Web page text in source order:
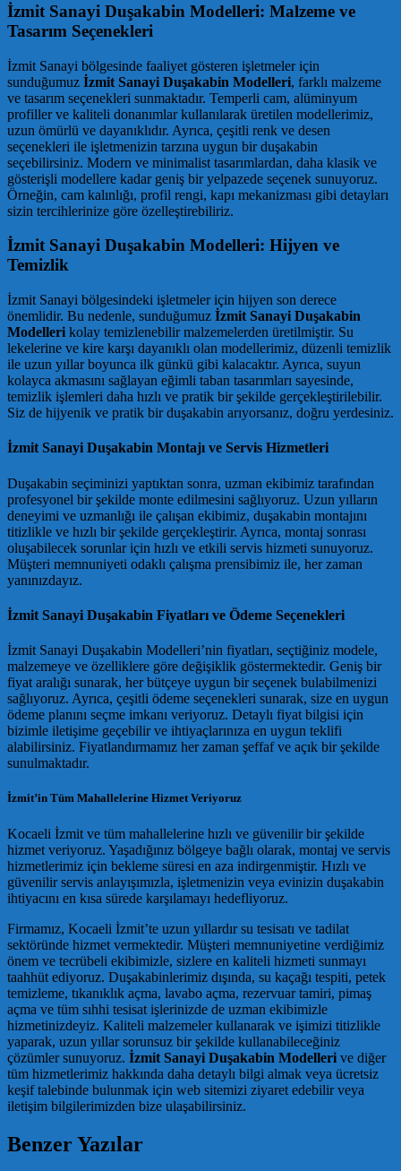
İzmit Sanayi Duşakabin Modelleri: Malzeme ve
Tasarım Seçenekleri
İzmit Sanayi bölgesinde faaliyet gösteren işletmeler için
sunduğumuz İzmit Sanayi Duşakabin Modelleri, farklı malzeme
ve tasarım seçenekleri sunmaktadır. Temperli cam, alüminyum
profiller ve kaliteli donanımlar kullanılarak üretilen modellerimiz,
uzun ömürlü ve dayanıklıdır. Ayrıca, çeşitli renk ve desen
seçenekleri ile işletmenizin tarzına uygun bir duşakabin
seçebilirsiniz. Modern ve minimalist tasarımlardan, daha klasik ve
gösterişli modellere kadar geniş bir yelpazede seçenek sunuyoruz.
Örneğin, cam kalınlığı, profil rengi, kapı mekanizması gibi detayları
sizin tercihlerinize göre özelleştirebiliriz.
İzmit Sanayi Duşakabin Modelleri: Hijyen ve
Temizlik
İzmit Sanayi bölgesindeki işletmeler için hijyen son derece
önemlidir. Bu nedenle, sunduğumuz İzmit Sanayi Duşakabin
Modelleri kolay temizlenebilir malzemelerden üretilmiştir. Su
lekelerine ve kire karşı dayanıklı olan modellerimiz, düzenli temizlik
ile uzun yıllar boyunca ilk günkü gibi kalacaktır. Ayrıca, suyun
kolayca akmasını sağlayan eğimli taban tasarımları sayesinde,
temizlik işlemleri daha hızlı ve pratik bir şekilde gerçekleştirilebilir.
Siz de hijyenik ve pratik bir duşakabin arıyorsanız, doğru yerdesiniz.
İzmit Sanayi Duşakabin Montajı ve Servis Hizmetleri
Duşakabin seçiminizi yaptıktan sonra, uzman ekibimiz tarafından
profesyonel bir şekilde monte edilmesini sağlıyoruz. Uzun yılların
deneyimi ve uzmanlığı ile çalışan ekibimiz, duşakabin montajını
titizlikle ve hızlı bir şekilde gerçekleştirir. Ayrıca, montaj sonrası
oluşabilecek sorunlar için hızlı ve etkili servis hizmeti sunuyoruz.
Müşteri memnuniyeti odaklı çalışma prensibimiz ile, her zaman
yanınızdayız.
İzmit Sanayi Duşakabin Fiyatları ve Ödeme Seçenekleri
İzmit Sanayi Duşakabin Modelleri’nin fiyatları, seçtiğiniz modele,
malzemeye ve özelliklere göre değişiklik göstermektedir. Geniş bir
fiyat aralığı sunarak, her bütçeye uygun bir seçenek bulabilmenizi
sağlıyoruz. Ayrıca, çeşitli ödeme seçenekleri sunarak, size en uygun
ödeme planını seçme imkanı veriyoruz. Detaylı fiyat bilgisi için
bizimle iletişime geçebilir ve ihtiyaçlarınıza en uygun teklifi
alabilirsiniz. Fiyatlandırmamız her zaman şeffaf ve açık bir şekilde
sunulmaktadır.
İzmit’in Tüm Mahallelerine Hizmet Veriyoruz
Kocaeli İzmit ve tüm mahallelerine hızlı ve güvenilir bir şekilde
hizmet veriyoruz. Yaşadığınız bölgeye bağlı olarak, montaj ve servis
hizmetlerimiz için bekleme süresi en aza indirgenmiştir. Hızlı ve
güvenilir servis anlayışımızla, işletmenizin veya evinizin duşakabin
ihtiyacını en kısa sürede karşılamayı hedefliyoruz.
Firmamız, Kocaeli İzmit’te uzun yıllardır su tesisatı ve tadilat
sektöründe hizmet vermektedir. Müşteri memnuniyetine verdiğimiz
önem ve tecrübeli ekibimizle, sizlere en kaliteli hizmeti sunmayı
taahhüt ediyoruz. Duşakabinlerimiz dışında, su kaçağı tespiti, petek
temizleme, tıkanıklık açma, lavabo açma, rezervuar tamiri, pimaş
açma ve tüm sıhhi tesisat işlerinizde de uzman ekibimizle
hizmetinizdeyiz. Kaliteli malzemeler kullanarak ve işimizi titizlikle
yaparak, uzun yıllar sorunsuz bir şekilde kullanabileceğiniz
çözümler sunuyoruz. İzmit Sanayi Duşakabin Modelleri ve diğer
tüm hizmetlerimiz hakkında daha detaylı bilgi almak veya ücretsiz
keşif talebinde bulunmak için web sitemizi ziyaret edebilir veya
iletişim bilgilerimizden bize ulaşabilirsiniz.
Benzer Yazılar